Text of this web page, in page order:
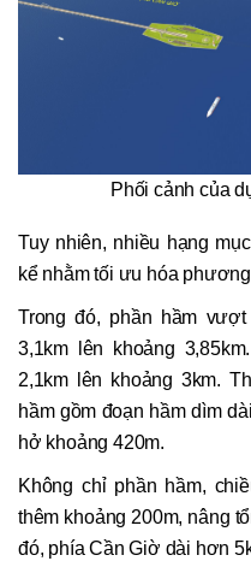
Phối cảnh của
Tuy nhiên, nhiều hạng
kể nhằm tối ưu hóa
Trong đó, phần hầm
3,1km lên khoảng
2,1km lên khoảng 3km.
hầm gồm đoạn hầm dìm
hở khoảng 420m.
Không chỉ phần hầm,
thêm khoảng 200m, nâng
đó, phía Cần Giờ dài hơn